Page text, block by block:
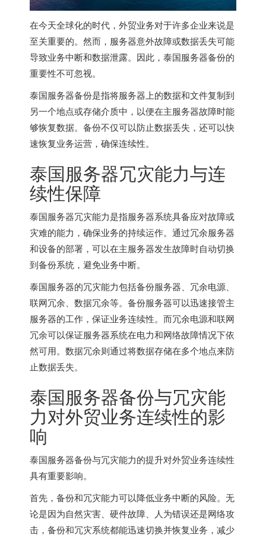
在今天全球化的时代，外贸业务对于许多企业来说是
至关重要的。然而，服务器意外故障或数据丢失可能
导致业务中断和数据泄露。因此， 泰国服务器备份的
重要性不可忽视。
泰国服务器备份是指将服务器上的数据和文件复制到
另一个地点或存储介质中，以便在主服务器故障时能
够恢复数据。备份不仅可以防止数据丢失，还可以快
速恢复业务运营，确保连续性。
泰国服务器冗灾能力与连
续性保障
泰国服务器冗灾能力是指服务器系统具备应对故障或
灾难的能力，确保业务的持续运作。通过冗余服务器
和设备的部署，可以在主服务器发生故障时自动切换
到备份系统，避免业务中断。
泰国服务器的冗灾能力包括备份服务器、冗余电源、
联网冗余、数据冗余等。备份服务器可以迅速接管主
服务器的工作，保证业务连续性。而冗余电源和联网
冗余可以保证服务器系统在电力和网络故障情况下依
然可用。数据冗余则通过将数据存储在多个地点来防
止数据丢失。
泰国服务器备份与冗灾能
力对外贸业务连续性的影
响
泰国服务器备份与冗灾能力的提升对外贸业务连续性
具有重要影响。
首先，备份和冗灾能力可以降低业务中断的风险。无
论是因为自然灾害、硬件故障、人为错误还是网络攻
击，备份和冗灾系统都能迅速切换并恢复业务，减少